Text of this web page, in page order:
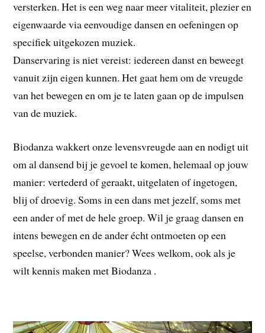
versterken. Het is een weg naar meer vitaliteit, plezier en
eigenwaarde via eenvoudige dansen en oefeningen op
specifiek uitgekozen muziek.
Danservaring is niet vereist: iedereen danst en beweegt
vanuit zijn eigen kunnen. Het gaat hem om de vreugde
van het bewegen en om je te laten gaan op de impulsen
van de muziek.
Biodanza wakkert onze levensvreugde aan en nodigt uit
om al dansend bij je gevoel te komen, helemaal op jouw
manier: vertederd of geraakt, uitgelaten of ingetogen,
blij of droevig. Soms in een dans met jezelf, soms met
een ander of met de hele groep. Wil je graag dansen en
intens bewegen en de ander écht ontmoeten op een
speelse, verbonden manier? Wees welkom, ook als je
wilt kennis maken met Biodanza .